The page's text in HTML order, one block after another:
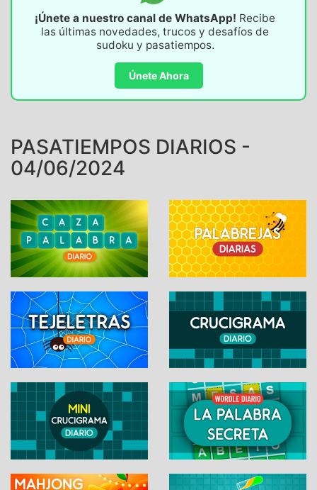
¡Únete a nuestro canal de WhatsApp! Recibe
las últimas novedades, trucos y desafíos de
sudoku y pasatiempos.
Únete Ahora
PASATIEMPOS DIARIOS -
04/06/2024